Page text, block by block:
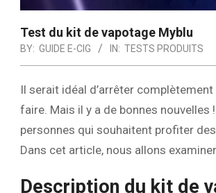
Test du kit de vapotage Myblu
BY: GUIDE E-CIG IN: TESTS PRODUITS
Il serait idéal d’arrêter
faire. Mais il y a de bonnes
personnes qui souhaitent profiter
Dans cet article, nous allons
Description du kit de